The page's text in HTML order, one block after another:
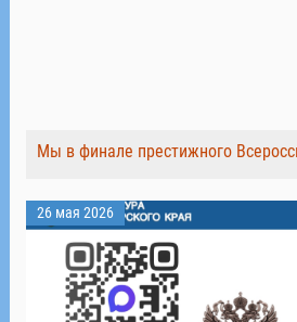
Мы в финале престижного
26 мая 2026